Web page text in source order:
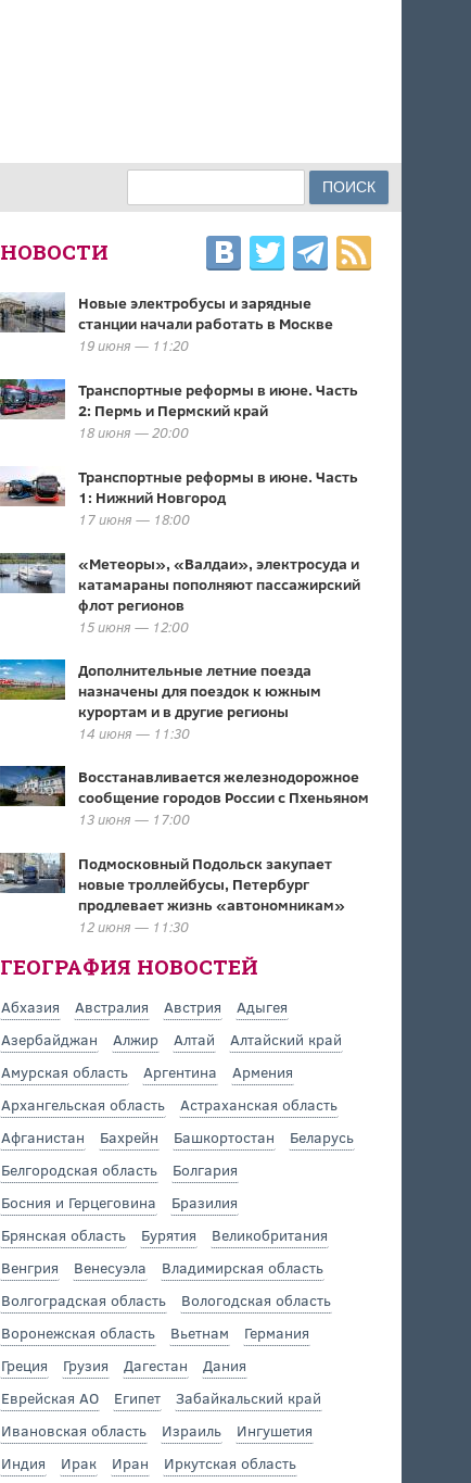
ФОРМА ПОИСКА
НОВОСТИ
Новые электробусы и зарядные
станции начали работать в Москве
19 июня — 11:20
Транспортные реформы в июне. Часть
2: Пермь и Пермский край
18 июня — 20:00
Транспортные реформы в июне. Часть
1: Нижний Новгород
17 июня — 18:00
«Метеоры», «Валдаи», электросуда и
катамараны пополняют пассажирский
флот регионов
15 июня — 12:00
Дополнительные летние поезда
назначены для поездок к южным
курортам и в другие регионы
14 июня — 11:30
Восстанавливается железнодорожное
сообщение городов России с Пхеньяном
13 июня — 17:00
Подмосковный Подольск закупает
новые троллейбусы, Петербург
продлевает жизнь «автономникам»
12 июня — 11:30
ГЕОГРАФИЯ НОВОСТЕЙ
Абхазия Австралия Австрия
Адыгея
Азербайджан
Алжир Алтай
Алтайский край
Амурская область
Аргентина
Армения
Архангельская область
Астраханская область
Афганистан
Бахрейн Башкортостан
Беларусь
Белгородская область
Болгария
Босния и Герцеговина
Бразилия
Брянская область
Бурятия
Великобритания
Венгрия
Венесуэла
Владимирская область
Волгоградская область
Вологодская область
Воронежская область
Вьетнам
Германия
Греция
Грузия Дагестан
Дания
Еврейская АО
Египет
Забайкальский край
Ивановская область
Израиль
Ингушетия
Индия
Ирак Иран
Иркутская область